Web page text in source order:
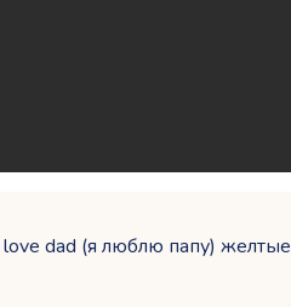
dad (я люблю папу) желтые